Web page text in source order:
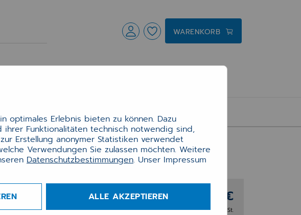
WARENKORB
96,60 €
zzgl. 20% MwSt.
optimales Erlebnis bieten zu können. Dazu
Funktionalitäten technisch notwendig sind,
Erstellung anonymer Statistiken verwendet
Verwendungen Sie zulassen möchten. Weitere
Datenschutzbestimmungen. Unser Impressum
ALLE AKZEPTIEREN